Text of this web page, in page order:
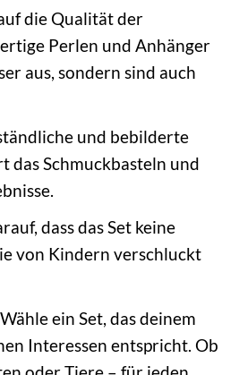
die Qualität der
Perlen und Anhänger
aus, sondern sind auch
und bebilderte
das Schmuckbasteln und
dass das Set keine
von Kindern verschluckt
Wähle ein Set, das deinem
Interessen entspricht. Ob